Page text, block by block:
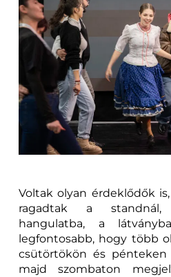
Voltak olyan érdeklődők
ragadtak a standnál,
hangulatba, a
legfontosabb, hogy több
csütörtökön és pénteken
majd szombaton